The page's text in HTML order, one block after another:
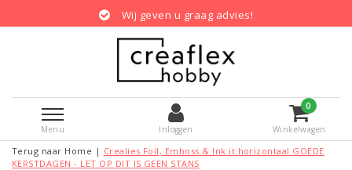
Wij geven u graag advies!
Menu Inloggen
0
Winkelwagen
Terug naar Home | Crealies Foil, Emboss & Ink it horizontaal GOEDE
KERSTDAGEN - LET OP DIT IS GEEN STANS